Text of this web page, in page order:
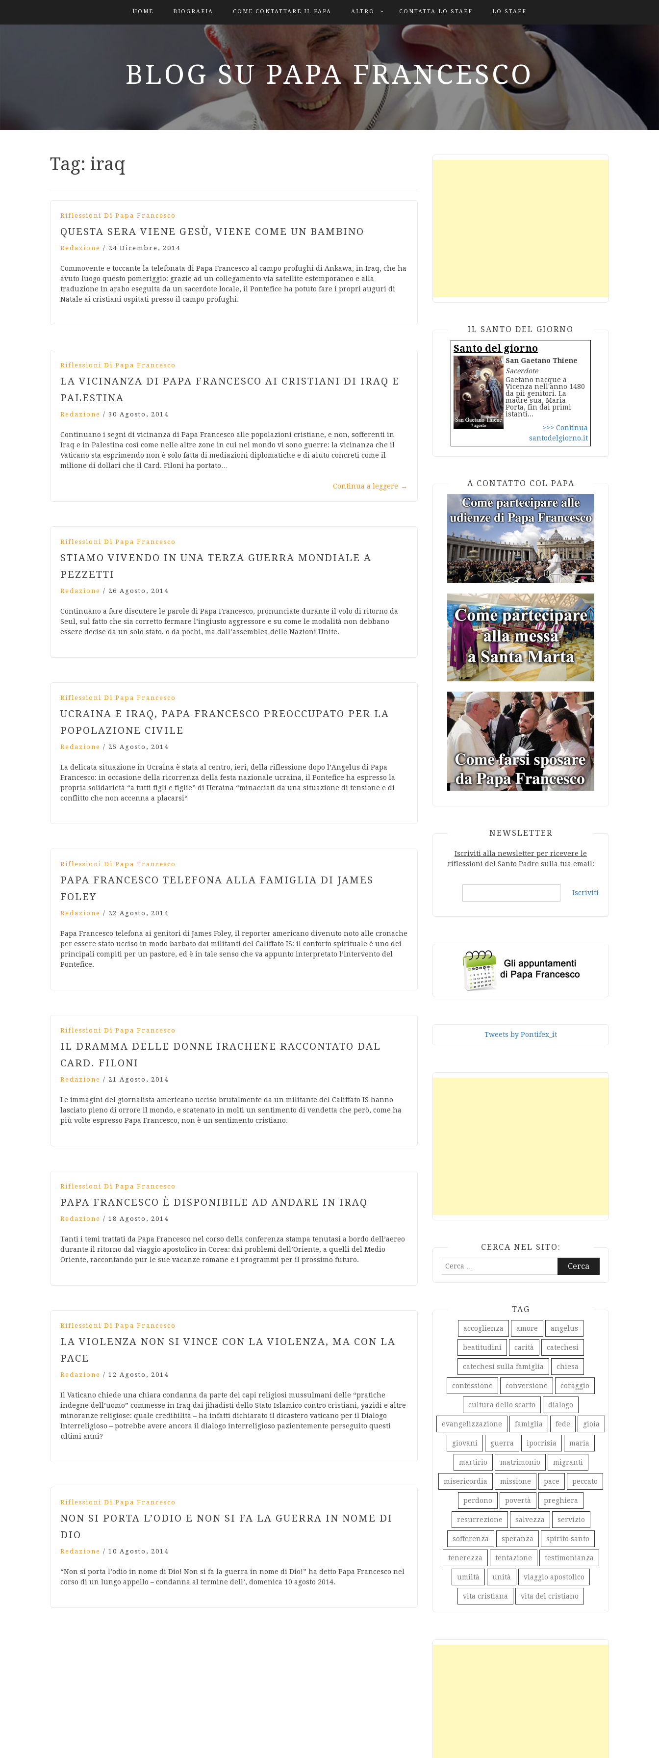
HOME BIOGRAFIA COME CONTATTARE IL PAPA ALTRO CONTATTA LO STAFF LO STAFF
BLOG SU PAPA FRANCESCO
Tag: iraq
Riflessioni Di Papa Francesco
QUESTA SERA VIENE GESÙ, VIENE COME UN BAMBINO
Redazione / 24 Dicembre, 2014
Commovente e toccante la telefonata di Papa Francesco al campo profughi di Ankawa, in Iraq, che ha
avuto luogo questo pomeriggio: grazie ad un collegamento via satellite estemporaneo e alla
traduzione in arabo eseguita da un sacerdote locale, il Pontefice ha potuto fare i propri auguri di
Natale ai cristiani ospitati presso il campo profughi.
Riflessioni Di Papa Francesco
LA VICINANZA DI PAPA FRANCESCO AI CRISTIANI DI IRAQ E
PALESTINA
Redazione / 30 Agosto, 2014
Continuano i segni di vicinanza di Papa Francesco alle popolazioni cristiane, e non, sofferenti in
Iraq e in Palestina così come nelle altre zone in cui nel mondo vi sono guerre: la vicinanza che il
Vaticano sta esprimendo non è solo fatta di mediazioni diplomatiche e di aiuto concreti come il
milione di dollari che il Card. Filoni ha portato…
Continua a leggere →
Riflessioni Di Papa Francesco
STIAMO VIVENDO IN UNA TERZA GUERRA MONDIALE A
PEZZETTI
Redazione / 26 Agosto, 2014
Continuano a fare discutere le parole di Papa Francesco, pronunciate durante il volo di ritorno da
Seul, sul fatto che sia corretto fermare l’ingiusto aggressore e su come le modalità non debbano
essere decise da un solo stato, o da pochi, ma dall’assemblea delle Nazioni Unite.
Riflessioni Di Papa Francesco
UCRAINA E IRAQ, PAPA FRANCESCO PREOCCUPATO PER LA
POPOLAZIONE CIVILE
Redazione / 25 Agosto, 2014
La delicata situazione in Ucraina è stata al centro, ieri, della riflessione dopo l’Angelus di Papa
Francesco: in occasione della ricorrenza della festa nazionale ucraina, il Pontefice ha espresso la
propria solidarietà “a tutti figli e figlie” di Ucraina “minacciati da una situazione di tensione e di
conflitto che non accenna a placarsi“
Riflessioni Di Papa Francesco
PAPA FRANCESCO TELEFONA ALLA FAMIGLIA DI JAMES
FOLEY
Redazione / 22 Agosto, 2014
Papa Francesco telefona ai genitori di James Foley, il reporter americano divenuto noto alle cronache
per essere stato ucciso in modo barbato dai militanti del Califfato IS: il conforto spirituale è uno dei
principali compiti per un pastore, ed è in tale senso che va appunto interpretato l’intervento del
Pontefice.
Riflessioni Di Papa Francesco
IL DRAMMA DELLE DONNE IRACHENE RACCONTATO DAL
CARD. FILONI
Redazione / 21 Agosto, 2014
Le immagini del giornalista americano ucciso brutalmente da un militante del Califfato IS hanno
lasciato pieno di orrore il mondo, e scatenato in molti un sentimento di vendetta che però, come ha
più volte espresso Papa Francesco, non è un sentimento cristiano.
Riflessioni Di Papa Francesco
PAPA FRANCESCO È DISPONIBILE AD ANDARE IN IRAQ
Redazione / 18 Agosto, 2014
Tanti i temi trattati da Papa Francesco nel corso della conferenza stampa tenutasi a bordo dell’aereo
durante il ritorno dal viaggio apostolico in Corea: dai problemi dell’Oriente, a quelli del Medio
Oriente, raccontando pur le sue vacanze romane e i programmi per il prossimo futuro.
Riflessioni Di Papa Francesco
LA VIOLENZA NON SI VINCE CON LA VIOLENZA, MA CON LA
PACE
Redazione / 12 Agosto, 2014
Il Vaticano chiede una chiara condanna da parte dei capi religiosi mussulmani delle “pratiche
indegne dell’uomo” commesse in Iraq dai jihadisti dello Stato Islamico contro cristiani, yazidi e altre
minoranze religiose: quale credibilità – ha infatti dichiarato il dicastero vaticano per il Dialogo
Interreligioso – potrebbe avere ancora il dialogo interreligioso pazientemente perseguito questi
ultimi anni?
Riflessioni Di Papa Francesco
NON SI PORTA L’ODIO E NON SI FA LA GUERRA IN NOME DI
DIO
Redazione / 10 Agosto, 2014
“Non si porta l’odio in nome di Dio! Non si fa la guerra in nome di Dio!” ha detto Papa Francesco nel
corso di un lungo appello – condanna al termine dell’, domenica 10 agosto 2014.
IL SANTO DEL GIORNO
Santo del giorno
San Gaetano Thiene
Sacerdote
Gaetano nacque a
Vicenza nell'anno 1480
da pii genitori. La
madre sua, Maria
Porta, fin dai primi
istanti...
>>> Continua
santodelgiorno.it
A CONTATTO COL PAPA
NEWSLETTER
Iscriviti alla newsletter per ricevere le
riflessioni del Santo Padre sulla tua email:
Iscriviti
Tweets by Pontifex_it
CERCA NEL SITO:
Ricerca
TAG
accoglienza amore angelus
beatitudini carità catechesi
catechesi sulla famiglia chiesa
confessione conversione coraggio
cultura dello scarto dialogo
evangelizzazione famiglia fede gioia
giovani guerra ipocrisia maria
martirio matrimonio migranti
misericordia missione pace peccato
perdono povertà preghiera
resurrezione salvezza servizio
sofferenza speranza spirito santo
tenerezza tentazione testimonianza
umiltà unità viaggio apostolico
vita cristiana vita del cristiano